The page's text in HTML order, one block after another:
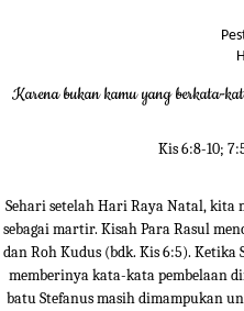
Karena bukan kamu yang berkata-
Kis 6:8-10;
Sehari setelah Hari Raya Natal, kita
sebagai martir. Kisah Para Rasul
dan Roh Kudus (bdk. Kis 6:5). Ketika
memberinya kata-kata pembelaan
batu Stefanus masih dimampukan